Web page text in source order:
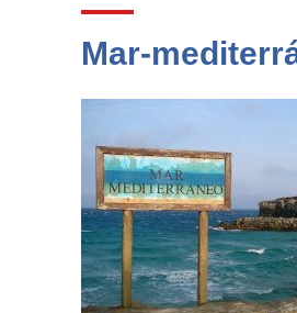
Mar-